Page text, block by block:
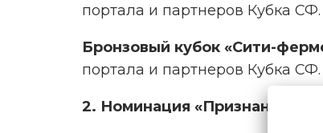
портала и партнеров Кубка СФ.
Бронзовый кубок «Сити-
портала и партнеров Кубка СФ.
2. Номинация «Признание